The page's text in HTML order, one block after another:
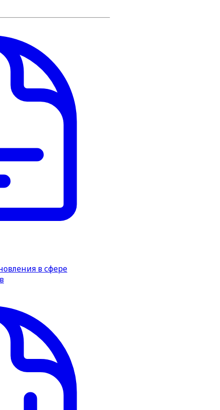
в сфере